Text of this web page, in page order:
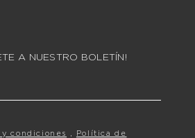
A NUESTRO BOLETÍN!
condiciones
Política de